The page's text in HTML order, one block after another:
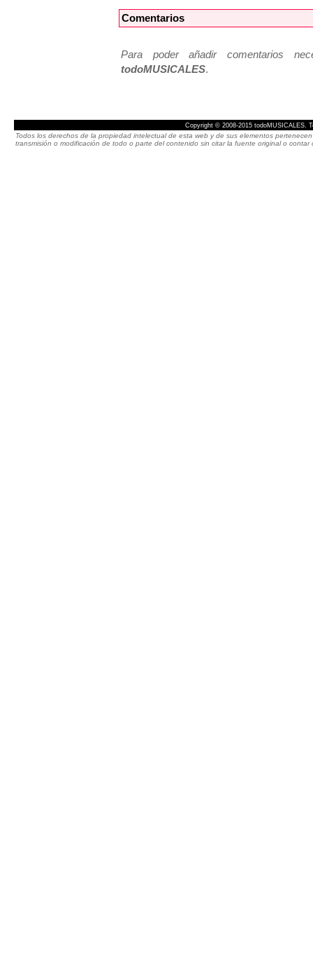
Comentarios
Para poder añadir comentarios
todoMUSICALES.
Copyright © 2008-2015 todoMUSICALES.
Todos los derechos de la propiedad intelectual de esta web y de sus elementos
transmisión o modificación de todo o parte del contenido sin citar la fuente original o